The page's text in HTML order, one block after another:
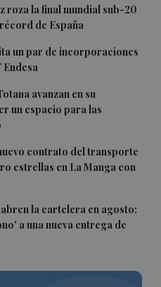
roza la final mundial sub-20
de España
un par de incorporaciones
Endesa
avanzan en su
un espacio para las
contrato del transporte
estrellas en La Manga con
la cartelera en agosto:
a una nueva entrega de